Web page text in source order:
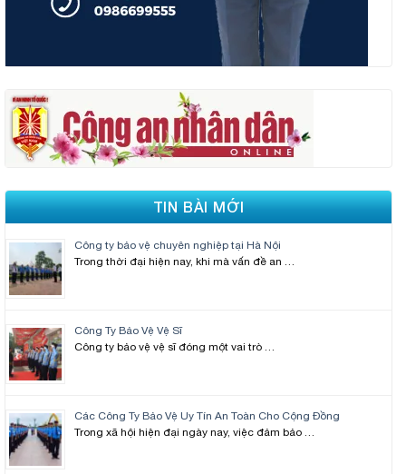
TIN BÀI MỚI
Công ty bảo vệ chuyên nghiệp tại Hà Nội
Trong thời đại hiện nay, khi mà vấn đề an …
Công Ty Bảo Vệ Vệ Sĩ
Công ty bảo vệ vệ sĩ đóng một vai trò …
Các Công Ty Bảo Vệ Uy Tín An Toàn Cho Cộng Đồng
Trong xã hội hiện đại ngày nay, việc đảm bảo …